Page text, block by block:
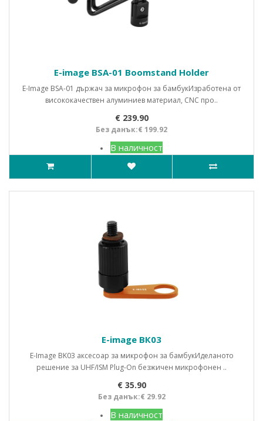
E-image BSA-01 Boomstand Holder
E-Image BSA-01 държач за микрофон за бамбукИзработена от
висококачествен алуминиев материал, CNC про..
€ 239.90
Без данък:€ 199.92
В наличност
E-image BК03
E-Image BK03 аксесоар за микрофон за бамбукИделаното
решение за UHF/ISM Plug-On безжичен микрофонен ..
€ 35.90
Без данък:€ 29.92
В наличност